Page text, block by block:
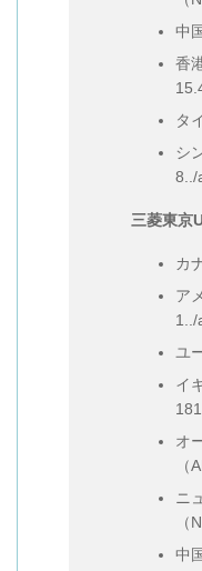
中
香
タ
シ
8../
三菱東京
カ
ア
1../
ユ
イ
オ
（
ニ
（
中